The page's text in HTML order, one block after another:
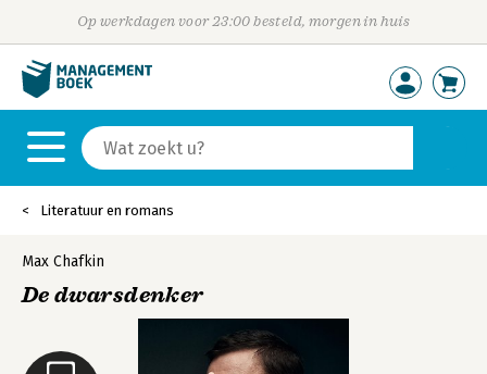
Op werkdagen voor 23:00 besteld, morgen in huis
Literatuur en romans
Max Chafkin
De dwarsdenker